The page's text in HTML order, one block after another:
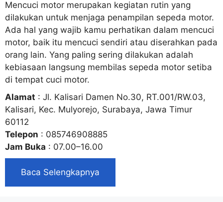
Mencuci motor merupakan kegiatan rutin yang
dilakukan untuk menjaga penampilan sepeda motor.
Ada hal yang wajib kamu perhatikan dalam mencuci
motor, baik itu mencuci sendiri atau diserahkan pada
orang lain. Yang paling sering dilakukan adalah
kebiasaan langsung membilas sepeda motor setiba
di tempat cuci motor.
Alamat : Jl. Kalisari Damen No.30, RT.001/RW.03,
Kalisari, Kec. Mulyorejo, Surabaya, Jawa Timur
60112
Telepon : 085746908885
Jam Buka : 07.00–16.00
Baca Selengkapnya